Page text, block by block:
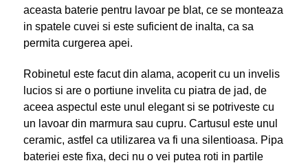
aceasta baterie pentru lavoar pe blat, ce se monteaza
in spatele cuvei si este suficient de inalta, ca sa
permita curgerea apei.
Robinetul este facut din alama, acoperit cu un invelis
lucios si are o portiune invelita cu piatra de jad, de
aceea aspectul este unul elegant si se potriveste cu
un lavoar din marmura sau cupru. Cartusul este unul
ceramic, astfel ca utilizarea va fi una silentioasa. Pipa
bateriei este fixa, deci nu o vei putea roti in partile